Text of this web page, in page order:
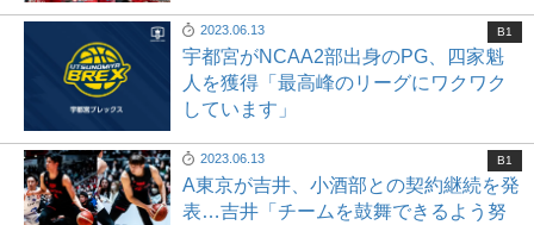
2023.06.13
宇都宮がNCAA2部出身のPG、四家魁
人を獲得「最高峰のリーグにワクワク
しています」
B1
2023.06.13
A東京が吉井、小酒部との契約継続を発
表…吉井「チームを鼓舞できるよう努
B1